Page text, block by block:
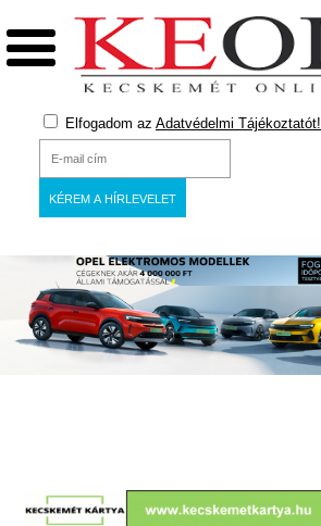
Elfogadom az Adatvédelmi Tájékoztatót!